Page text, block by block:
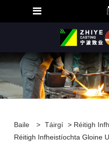
Baile > Táirgí > Réitigh
Réitigh Infheistíochta Gloine